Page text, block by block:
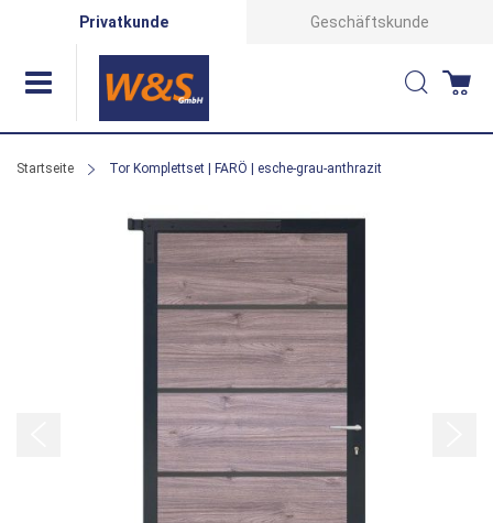
Privatkunde Geschäftskunde
Suche
Startseite Tor Komplettset | FARÖ | esche-grau-anthrazit